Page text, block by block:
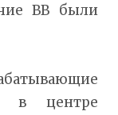
ВВ были
в центре